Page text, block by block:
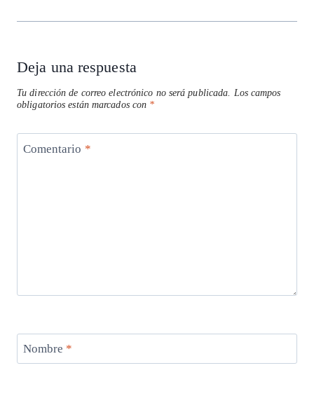
Deja una respuesta
Tu dirección de correo electrónico no será publicada. Los campos
obligatorios están marcados con *
Comentario *
Nombre *